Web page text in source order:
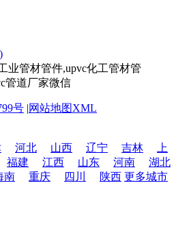
号 |网站地图XML
河北 山西 辽宁 吉林
上
福建 江西 山东 河南
湖北
南 重庆 四川 陕西 更多城市